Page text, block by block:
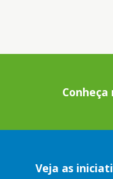
Conheça
Veja as